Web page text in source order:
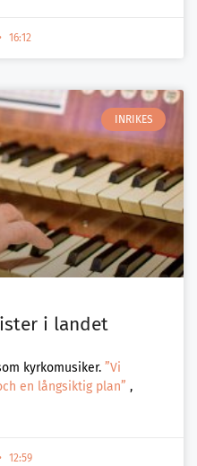
16:12
INRIKES
i landet
kyrkomusiker. ”Vi
en långsiktig plan” ,
12:59